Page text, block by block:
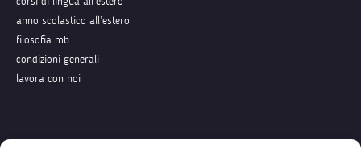
anno scolastico all’estero
filosofia mb
condizioni generali
lavora con noi